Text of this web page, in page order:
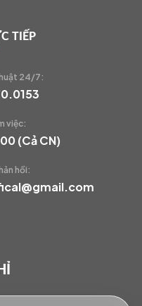
TIẾP
24/7:
việc:
(Cả CN)
hồi: